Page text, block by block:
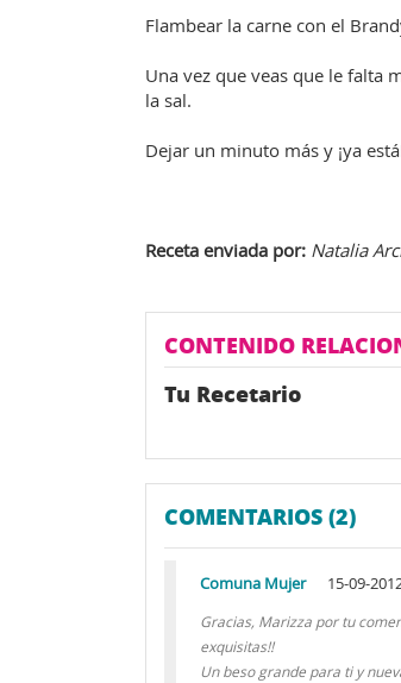
Flambear la carne con el
Una vez que veas que le falta
la sal.
Dejar un minuto más y ¡ya
Receta enviada por: Natalia
CONTENIDO
Tu Recetario
COMENTARIOS (2)
Comuna Mujer 15-09-
Gracias, Marizza por tu
exquisitas!!
Un beso grande para ti y